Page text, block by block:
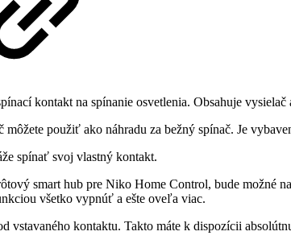
kontakt na spínanie osvetlenia. Obsahuje
môžete použiť ako náhradu za bežný spínač. Je
spínať svoj vlastný kontakt.
smart hub pre Niko Home Control, bude
všetko vypnúť a ešte oveľa viac.
vstavaného kontaktu. Takto máte k dispozícii